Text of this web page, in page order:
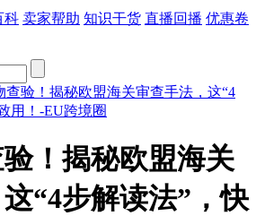
科 卖家帮助 知识干货 直播回播 优惠卷
查验！揭秘欧盟海关审查手法，这“4
用！-EU跨境圈
！揭秘欧盟海关
“4步解读法”，快